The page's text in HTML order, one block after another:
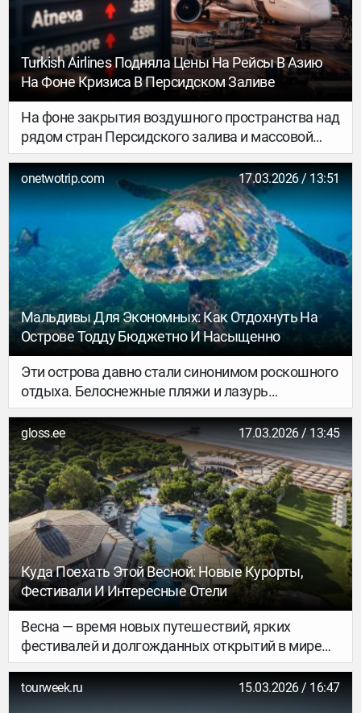
Turkish Airlines Подняла Цены На Рейсы В Азию
На Фоне Кризиса В Персидском Заливе
На фоне закрытия воздушного пространства над
рядом стран Персидского залива и массовой
отмены рейсов через ближневосточные хабы
авиакомпании начали менять ценовую политику
на март.
onetwotrip.com 17.03.2026 / 13:51
Мальдивы Для Экономных: Как Отдохнуть На
Острове Тодду Бюджетно И Насыщенно
Эти острова давно стали синонимом роскошного
отдыха. Белоснежные пляжи и лазурь
Индийского океана манят путешественников со
всего мира, но высокие цены часто становятся
главной преградой для отпуска мечты.
gloss.ee 17.03.2026 / 13:45
Куда Поехать Этой Весной: Новые Курорты,
Фестивали И Интересные Отели
Весна — время новых путешествий, ярких
фестивалей и долгожданных открытий в мире
туризма и гостеприимства. В разных уголках
мира курорты и отели готовят для гостей
tourweek.ru 15.03.2026 / 16:47